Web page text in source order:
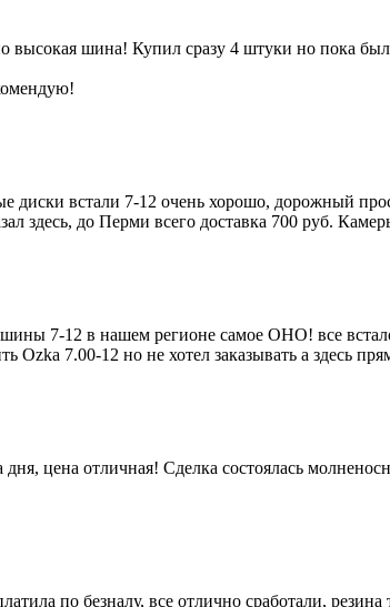
высокая шина! Купил сразу 4 штуки но пока
диски встали 7-12 очень хорошо, дорожный
здесь, до Перми всего доставка 700 руб.
7-12 в нашем регионе самое ОНО! все
Ozka 7.00-12 но не хотел заказывать а здесь
дня, цена отличная! Сделка состоялась
по безналу, все отлично сработали, резина